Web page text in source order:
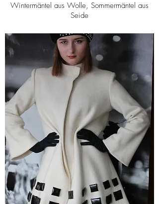
Wintermäntel aus Wolle, Sommermäntel aus
Seide